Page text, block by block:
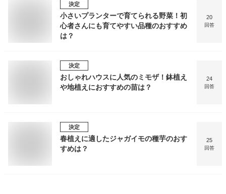
決定
小さいプランターで育てられる野菜！初
心者さんにも育てやすい品種のおすすめ
は？
20
回答
決定
おしゃれハウスに人気のミモザ！鉢植え
や地植えにおすすめの苗は？
24
回答
決定
春植えに適したジャガイモの種芋のおす
すめは？
25
回答